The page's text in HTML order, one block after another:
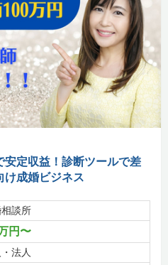
安定収益！診断ツールで差
け成婚ビジネス
談所
円〜
法人